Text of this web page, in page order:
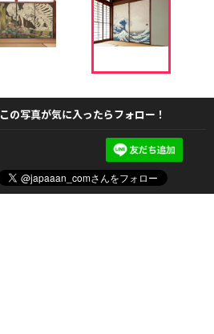
この写真が気に入ったらフォロー！